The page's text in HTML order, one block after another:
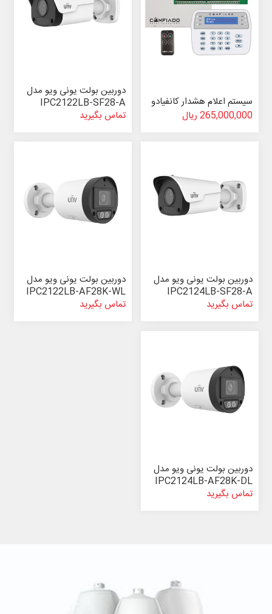
سیستم اعلام هشدار کانفیادو
265,000,000 ریال
دوربین بولت یونی ویو مدل
IPC2122LB-SF28-A
تماس بگیرید
دوربین بولت یونی ویو مدل
IPC2124LB-SF28-A
تماس بگیرید
دوربین بولت یونی ویو مدل
IPC2122LB-AF28K-WL
تماس بگیرید
دوربین بولت یونی ویو مدل
IPC2124LB-AF28K-DL
تماس بگیرید